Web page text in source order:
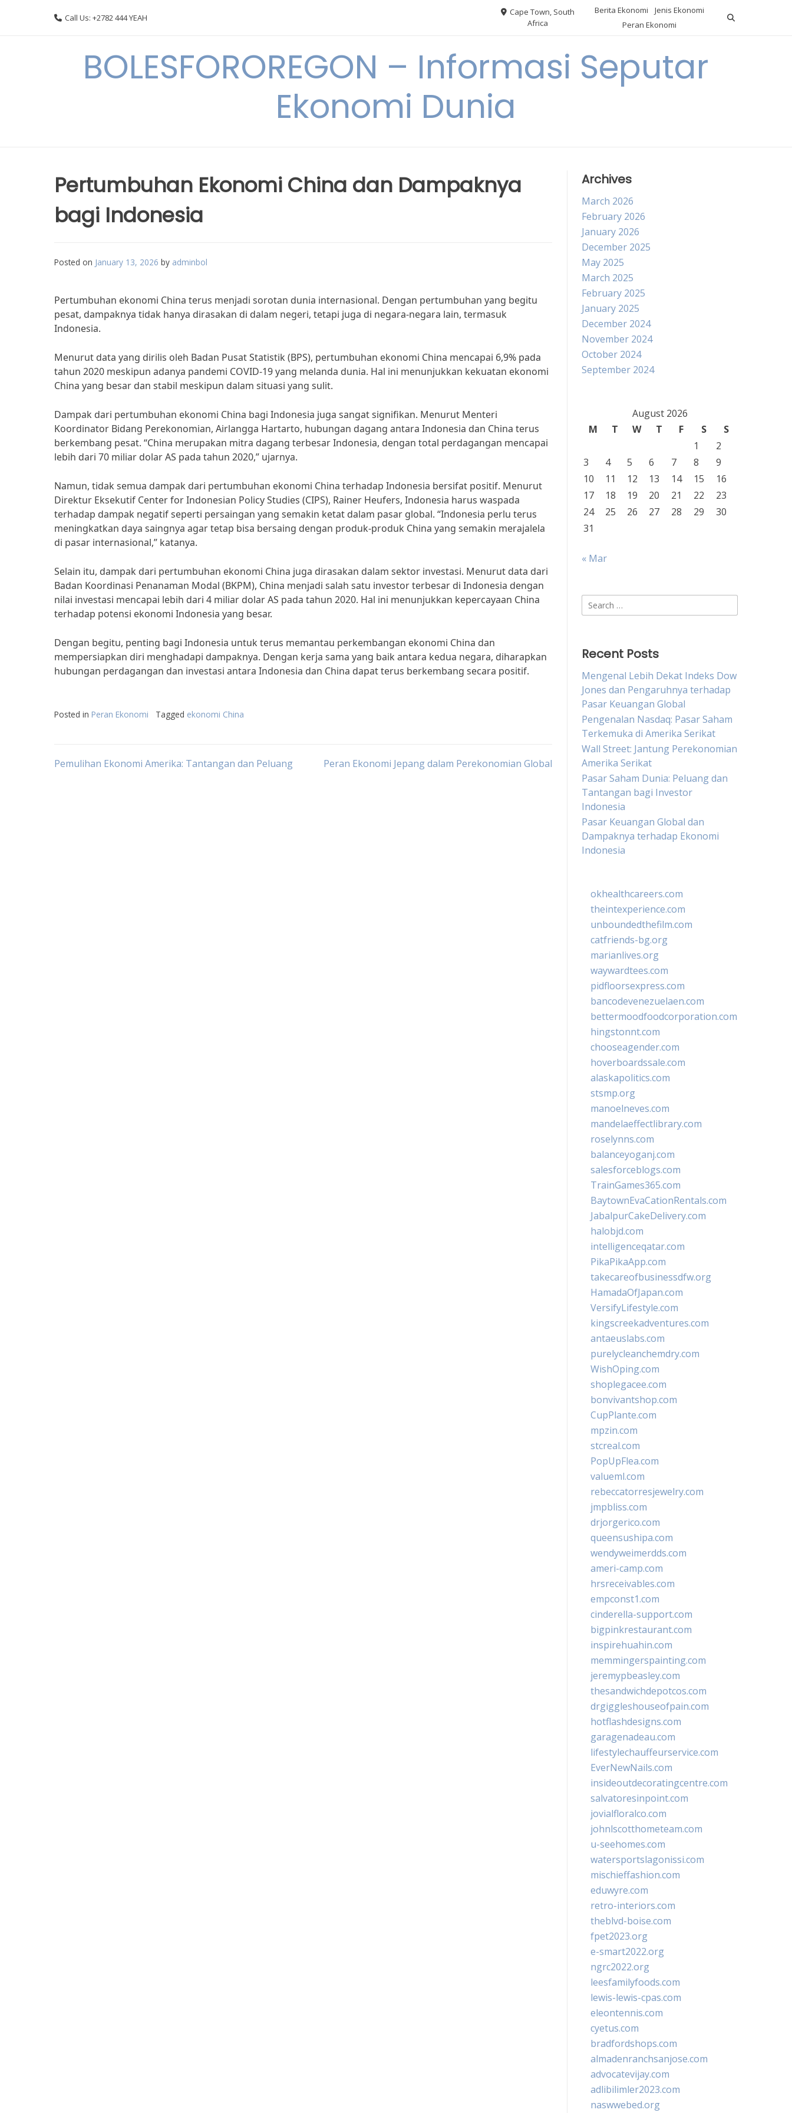
Call Us: +2782 444 YEAH
Cape Town, South
Africa
Berita Ekonomi
Jenis Ekonomi
Peran Ekonomi
BOLESFOROREGON – Informasi Seputar
Ekonomi Dunia
Pertumbuhan Ekonomi China dan Dampaknya
bagi Indonesia
Posted on January 13, 2026 by adminbol
Pertumbuhan ekonomi China terus menjadi sorotan dunia internasional. Dengan pertumbuhan yang begitu
pesat, dampaknya tidak hanya dirasakan di dalam negeri, tetapi juga di negara-negara lain, termasuk
Indonesia.
Menurut data yang dirilis oleh Badan Pusat Statistik (BPS), pertumbuhan ekonomi China mencapai 6,9% pada
tahun 2020 meskipun adanya pandemi COVID-19 yang melanda dunia. Hal ini menunjukkan kekuatan ekonomi
China yang besar dan stabil meskipun dalam situasi yang sulit.
Dampak dari pertumbuhan ekonomi China bagi Indonesia juga sangat signifikan. Menurut Menteri
Koordinator Bidang Perekonomian, Airlangga Hartarto, hubungan dagang antara Indonesia dan China terus
berkembang pesat. “China merupakan mitra dagang terbesar Indonesia, dengan total perdagangan mencapai
lebih dari 70 miliar dolar AS pada tahun 2020,” ujarnya.
Namun, tidak semua dampak dari pertumbuhan ekonomi China terhadap Indonesia bersifat positif. Menurut
Direktur Eksekutif Center for Indonesian Policy Studies (CIPS), Rainer Heufers, Indonesia harus waspada
terhadap dampak negatif seperti persaingan yang semakin ketat dalam pasar global. “Indonesia perlu terus
meningkatkan daya saingnya agar tetap bisa bersaing dengan produk-produk China yang semakin merajalela
di pasar internasional,” katanya.
Selain itu, dampak dari pertumbuhan ekonomi China juga dirasakan dalam sektor investasi. Menurut data dari
Badan Koordinasi Penanaman Modal (BKPM), China menjadi salah satu investor terbesar di Indonesia dengan
nilai investasi mencapai lebih dari 4 miliar dolar AS pada tahun 2020. Hal ini menunjukkan kepercayaan China
terhadap potensi ekonomi Indonesia yang besar.
Dengan begitu, penting bagi Indonesia untuk terus memantau perkembangan ekonomi China dan
mempersiapkan diri menghadapi dampaknya. Dengan kerja sama yang baik antara kedua negara, diharapkan
hubungan perdagangan dan investasi antara Indonesia dan China dapat terus berkembang secara positif.
Posted in Peran Ekonomi Tagged ekonomi China
Post
Pemulihan Ekonomi Amerika: Tantangan dan Peluang Peran Ekonomi Jepang dalam Perekonomian Global
Archives
March 2026
February 2026
January 2026
December 2025
May 2025
March 2025
February 2025
January 2025
December 2024
November 2024
October 2024
September 2024
August 2026
M
T W T F S
S
1
2
3
4 5 6 7 8
9
10
11 12 13 14 15
16
17
18 19 20 21 22
23
24
25 26 27 28 29
30
31
« Mar
Search
for:
Recent Posts
Mengenal Lebih Dekat Indeks Dow
Jones dan Pengaruhnya terhadap
Pasar Keuangan Global
Pengenalan Nasdaq: Pasar Saham
Terkemuka di Amerika Serikat
Wall Street: Jantung Perekonomian
Amerika Serikat
Pasar Saham Dunia: Peluang dan
Tantangan bagi Investor
Indonesia
Pasar Keuangan Global dan
Dampaknya terhadap Ekonomi
Indonesia
okhealthcareers.com
theintexperience.com
unboundedthefilm.com
catfriends-bg.org
marianlives.org
waywardtees.com
pidfloorsexpress.com
bancodevenezuelaen.com
bettermoodfoodcorporation.com
hingstonnt.com
chooseagender.com
hoverboardssale.com
alaskapolitics.com
stsmp.org
manoelneves.com
mandelaeffectlibrary.com
roselynns.com
balanceyoganj.com
salesforceblogs.com
TrainGames365.com
BaytownEvaCationRentals.com
JabalpurCakeDelivery.com
halobjd.com
intelligenceqatar.com
PikaPikaApp.com
takecareofbusinessdfw.org
HamadaOfJapan.com
VersifyLifestyle.com
kingscreekadventures.com
antaeuslabs.com
purelycleanchemdry.com
WishOping.com
shoplegacee.com
bonvivantshop.com
CupPlante.com
mpzin.com
stcreal.com
PopUpFlea.com
valueml.com
rebeccatorresjewelry.com
jmpbliss.com
drjorgerico.com
queensushipa.com
wendyweimerdds.com
ameri-camp.com
hrsreceivables.com
empconst1.com
cinderella-support.com
bigpinkrestaurant.com
inspirehuahin.com
memmingerspainting.com
jeremypbeasley.com
thesandwichdepotcos.com
drgiggleshouseofpain.com
hotflashdesigns.com
garagenadeau.com
lifestylechauffeurservice.com
EverNewNails.com
insideoutdecoratingcentre.com
salvatoresinpoint.com
jovialfloralco.com
johnlscotthometeam.com
u-seehomes.com
watersportslagonissi.com
mischieffashion.com
eduwyre.com
retro-interiors.com
theblvd-boise.com
fpet2023.org
e-smart2022.org
ngrc2022.org
leesfamilyfoods.com
lewis-lewis-cpas.com
eleontennis.com
cyetus.com
bradfordshops.com
almadenranchsanjose.com
advocatevijay.com
adlibilimler2023.com
naswwebed.org